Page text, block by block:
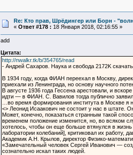
Re: Кто прав, Шрёдингер или Борн -
« Ответ #178 : 18 Января 2018, 02:16:55 »
add
Цитата:
http://nwalkr.tk/b/354765/read
- Андрей Сахаров. Наука и свобода 2172K
В 1934 году, когда ФИАН переехал в Москву,
приехали из Ленинграда, но основу научного
В августе 1936 года Гессена арестовали, и
идти — в ФИАН. С. Вавилов тогда публично
…во время формирования института в Москве я
<> Леонид Исаакович не состоит у нас в штате.
Может, конечно, показаться странным такой
временем положение изменится, но, во всяком
хотелось, чтобы он еще больше втянулся в жизнь
лаборатории колебаний], критиковал их работу,
Академик А.Н. Крылов, директор Физико-
«Замечательный человек Сергей Иванович —
сознательно искал таких людей.